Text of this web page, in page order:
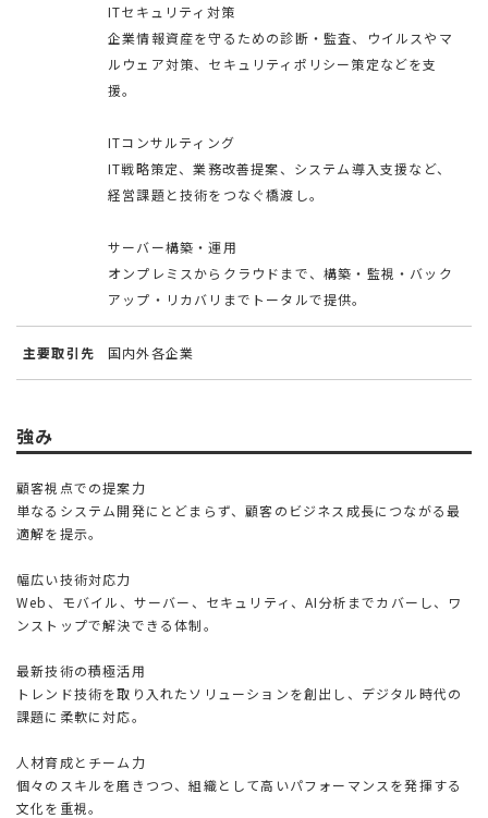
ITセキュリティ対策
企業情報資産を守るための診断・監査、ウイルスやマ
ルウェア対策、セキュリティポリシー策定などを支
援。
ITコンサルティング
IT戦略策定、業務改善提案、システム導入支援など、
経営課題と技術をつなぐ橋渡し。
サーバー構築・運用
オンプレミスからクラウドまで、構築・監視・バック
アップ・リカバリまでトータルで提供。
主要取引先 国内外各企業
強み
顧客視点での提案力
単なるシステム開発にとどまらず、顧客のビジネス成長につながる最
適解を提示。
幅広い技術対応力
Web、モバイル、サーバー、セキュリティ、AI分析までカバーし、ワ
ンストップで解決できる体制。
最新技術の積極活用
トレンド技術を取り入れたソリューションを創出し、デジタル時代の
課題に柔軟に対応。
人材育成とチーム力
個々のスキルを磨きつつ、組織として高いパフォーマンスを発揮する
文化を重視。